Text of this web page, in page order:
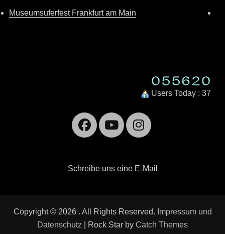
Museumsuferfest Frankfurt am Main
Users Today : 37
Facebook
YouTube
Schreibe uns eine E-Mail
Copyright © 2026 . All Rights Reserved. Impressum und
Datenschutz | Rock Star by Catch Themes